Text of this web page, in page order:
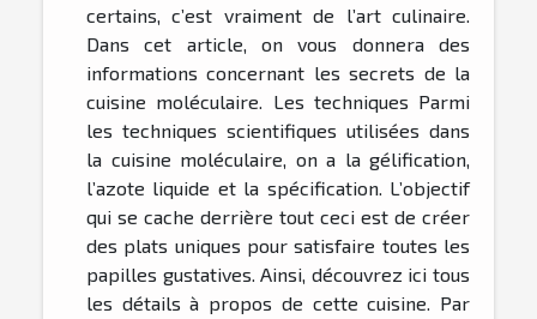
certains, c’est vraiment de l’art culinaire.
Dans cet article, on vous donnera des
informations concernant les secrets de la
cuisine moléculaire. Les techniques Parmi
les techniques scientifiques utilisées dans
la cuisine moléculaire, on a la gélification,
l’azote liquide et la spécification. L’objectif
qui se cache derrière tout ceci est de créer
des plats uniques pour satisfaire toutes les
papilles gustatives. Ainsi, découvrez ici tous
les détails à propos de cette cuisine. Par